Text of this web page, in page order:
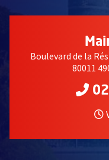
Boulevard de la
80011